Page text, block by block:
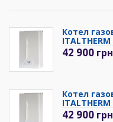
Котел
ITALTHERM
42 900 грн
Котел
ITALTHERM
42 900 грн